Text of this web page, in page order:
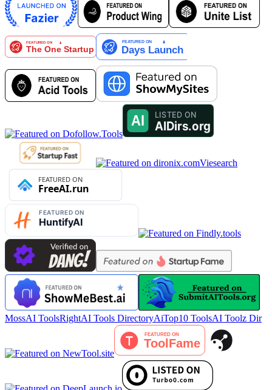
Viesearch
MossAI ToolsRightAI Tools DirectoryAiTop10 ToolsAI Toolz Dir